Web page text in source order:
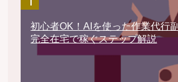
初心者OK！AIを使った作業代行
完全在宅で稼ぐステップ解説